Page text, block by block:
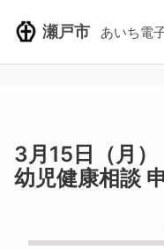
瀬戸市 あいち電
3月15日（月
幼児健康相談